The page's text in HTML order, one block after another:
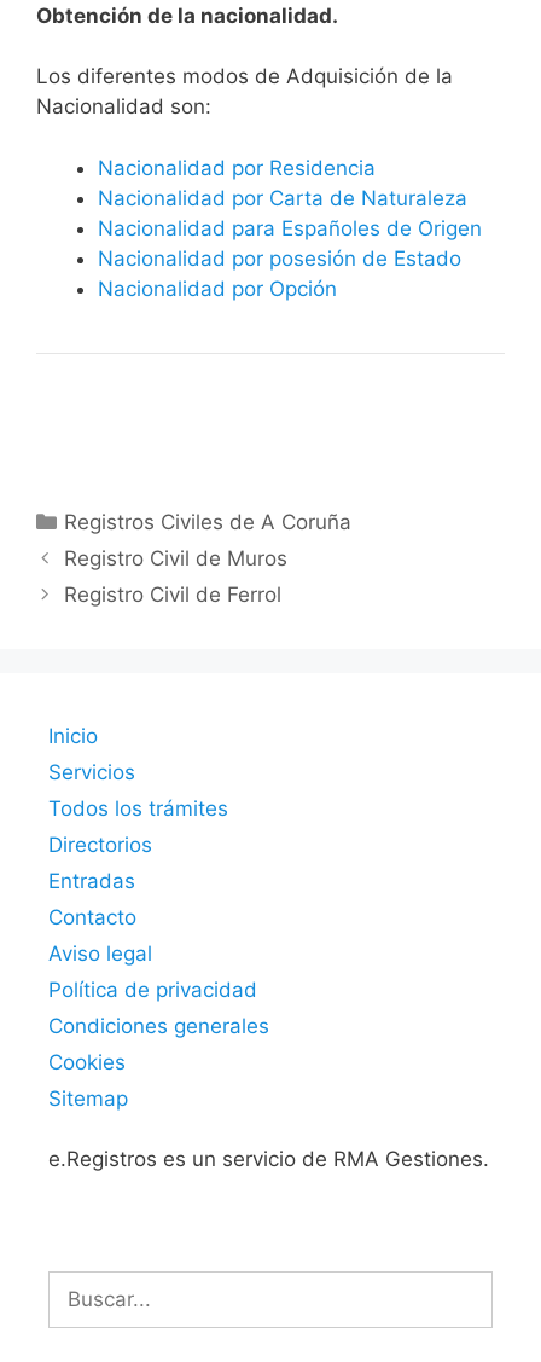
Obtención de la nacionalidad.
​​​Los diferentes modos de Adquisición de la
Nacionalidad son:
Nacionalidad por Residencia
Nacionalidad por Carta de Naturaleza
Nacionalidad para Españoles de Origen
Nacionalidad por posesión de Estado
Nacionalidad por Opción
Categorías
Registros Civiles de A Coruña
Registro Civil de Muros
Registro Civil de Ferrol
Inicio
Servicios
Todos los trámites
Directorios
Entradas
Contacto
Aviso legal
Política de privacidad
Condiciones generales
Cookies
Sitemap
e.Registros es un servicio de RMA Gestiones.
Buscar: